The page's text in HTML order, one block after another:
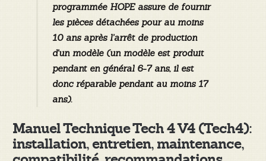
programmée HOPE assure de fournir
les pièces détachées pour au moins
10 ans après l’arrêt de production
d’un modèle (un modèle est produit
pendant en général 6-7 ans, il est
donc réparable pendant au moins 17
ans).
Manuel Technique Tech 4 V4 (Tech4):
installation, entretien, maintenance,